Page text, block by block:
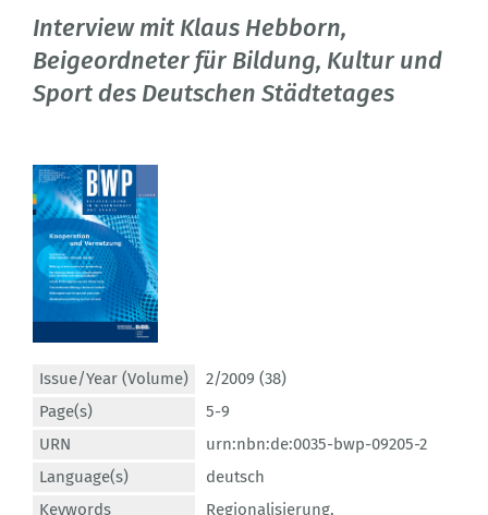
Interview mit Klaus Hebborn,
Beigeordneter für Bildung, Kultur und
Sport des Deutschen Städtetages
Issue/Year (Volume)
2/2009 (38)
Page(s)
5-9
URN
urn:nbn:de:0035-bwp-09205-2
Language(s)
deutsch
Keywords
Regionalisierung,